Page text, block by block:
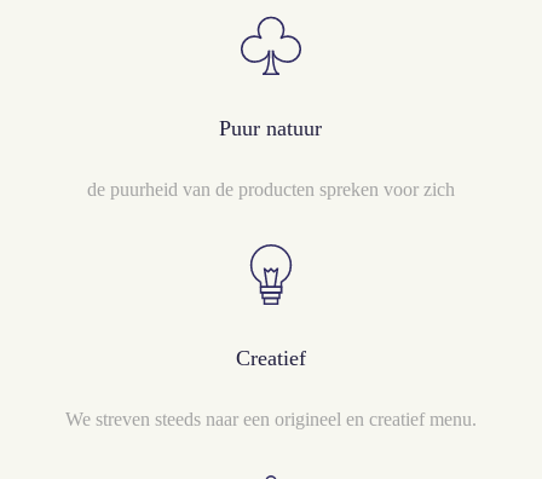
Puur natuur
de puurheid van de producten spreken voor zich
Creatief
We streven steeds naar een origineel en creatief menu.